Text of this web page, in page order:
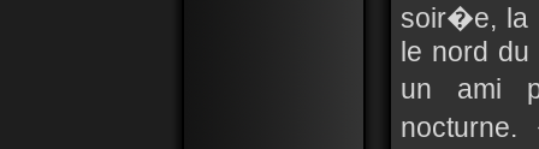
soir�e, la
le nord
un ami